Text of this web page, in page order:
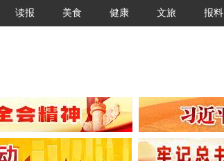
读报 美食 健康 文旅 报料